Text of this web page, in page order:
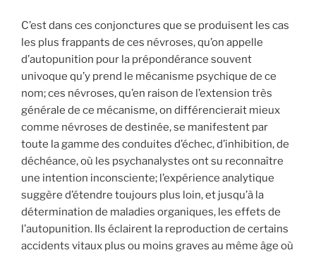
C’est dans ces conjonctures que se produisent les cas
les plus frappants de ces névroses, qu’on appelle
d’autopunition pour la prépondérance souvent
univoque qu’y prend le mécanisme psychique de ce
nom; ces névroses, qu’en raison de l’extension très
générale de ce mécanisme, on différencierait mieux
comme névroses de destinée, se manifestent par
toute la gamme des conduites d’échec, d’inhibition, de
déchéance, où les psychanalystes ont su reconnaître
une intention inconsciente; l’expérience analytique
suggère d’étendre toujours plus loin, et jusqu’à la
détermination de maladies organiques, les effets de
l’autopunition. Ils éclairent la reproduction de certains
accidents vitaux plus ou moins graves au même âge où